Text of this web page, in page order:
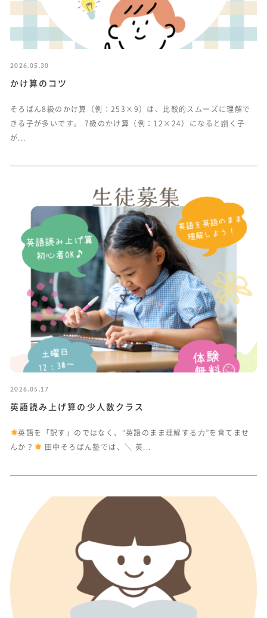
2026.05.30
かけ算のコツ
そろばん8級のかけ算（例：253×9）は、比較的スムーズに理解で
きる子が多いです。 7級のかけ算（例：12×24）になると躓く子
が...
2026.05.17
英語読み上げ算の少人数クラス
英語を「訳す」のではなく、“英語のまま理解する力”を育てませ
んか？
田中そろばん塾では、＼ 英...